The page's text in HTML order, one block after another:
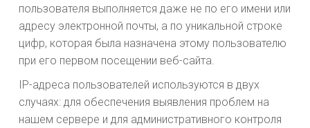
пользователя выполняется даже не по его имени или
адресу электронной почты, а по уникальной строке
цифр, которая была назначена этому пользователю
при его первом посещении веб-сайта.
IP-адреса пользователей используются в двух
случаях: для обеспечения выявления проблем на
нашем сервере и для административного контроля